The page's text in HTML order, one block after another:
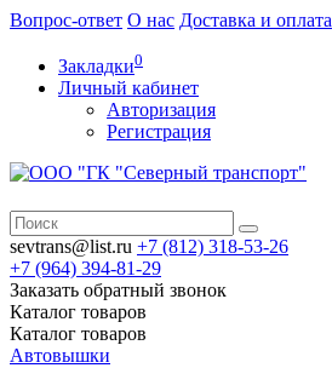
Вопрос-ответ О нас Доставка и оплата
Закладки0
Личный кабинет
Авторизация
Регистрация
sevtrans@list.ru +7 (812) 318-53-26
+7 (964) 394-81-29
Заказать обратный звонок
Каталог товаров
Каталог товаров
Автовышки